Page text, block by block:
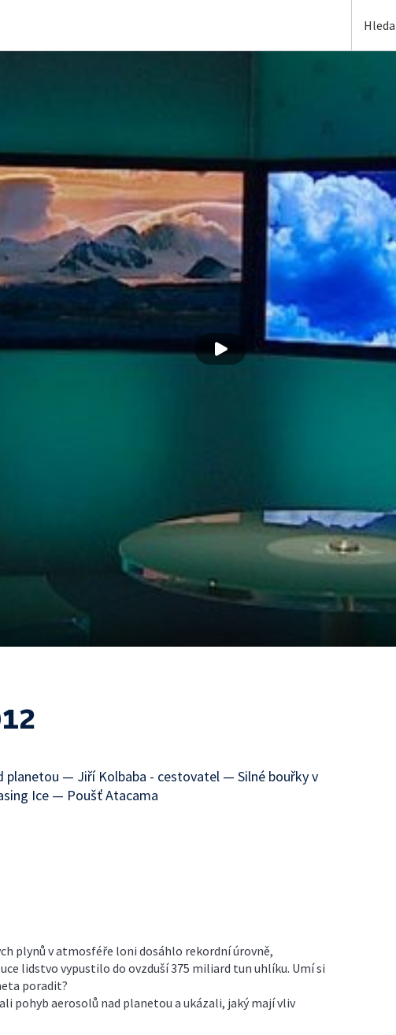
planetou — Jiří Kolbaba - cestovatel — Silné bouřky v
Ice — Poušť Atacama
plynů v atmosféře loni dosáhlo rekordní úrovně,
lidstvo vypustilo do ovzduší 375 miliard tun uhlíku. Umí si
poradit?
pohyb aerosolů nad planetou a ukázali, jaký mají vliv